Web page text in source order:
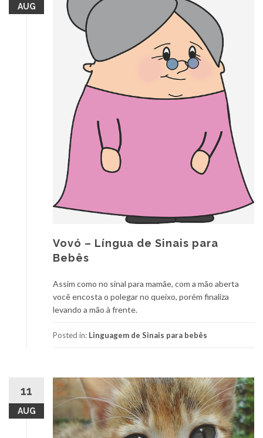
AUG
Vovó – Língua de Sinais para
Bebês
Assim como no sinal para mamãe, com a mão aberta
você encosta o polegar no queixo, porém finaliza
levando a mão à frente.
Posted in: Linguagem de Sinais para bebês
11
AUG